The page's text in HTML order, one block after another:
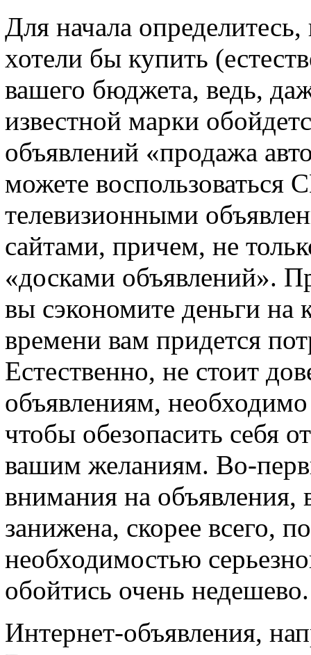
Для начала
хотели бы купить
вашего бюджета, ведь,
известной марки
объявлений «продажа
можете воспользоваться
телевизионными
сайтами, причем, не
«досками объявлений».
вы сэкономите деньги на
времени вам придется
Естественно, не стоит
объявлениям,
чтобы обезопасить себя
вашим желаниям. Во-
внимания на объявления,
занижена, скорее всего,
необходимостью
обойтись очень недешево.
Интернет-объявления,